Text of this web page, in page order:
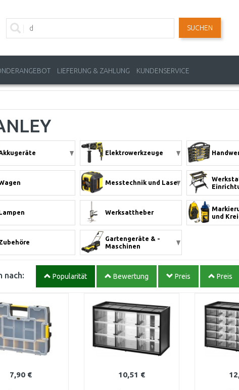
SUCHEN
LIEFERUNG & ZAHLUNG KUNDENSERVICE
Elektrowerkzeuge
Messtechnik und Laser
Werksattheber
und
Gartengeräte & -
Maschinen
nach: Popularität Bewertung Preis Preis
7,90 € 10,51 €